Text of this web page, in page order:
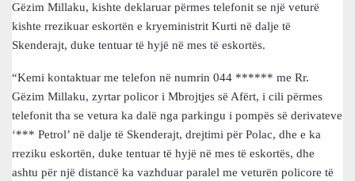
Gëzim Millaku, kishte deklaruar përmes telefonit se një veturë
kishte rrezikuar eskortën e kryeministrit Kurti në dalje të
Skenderajt, duke tentuar të hyjë në mes të eskortës.
“Kemi kontaktuar me telefon në numrin 044 ****** me Rr.
Gëzim Millaku, zyrtar policor i Mbrojtjes së Afërt, i cili përmes
telefonit tha se vetura ka dalë nga parkingu i pompës së derivateve
‘*** Petrol’ në dalje të Skenderajt, drejtimi për Polac, dhe e ka
rreziku eskortën, duke tentuar të hyjë në mes të eskortës, dhe
ashtu për një distancë ka vazhduar paralel me veturën policore të